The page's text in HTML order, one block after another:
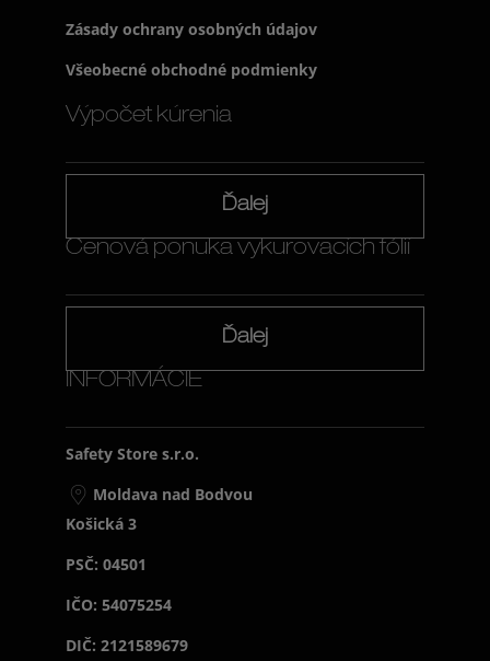
Zásady ochrany osobných údajov
Všeobecné obchodné podmienky
Výpočet kúrenia
Ďalej
Cenová ponuka vykurovacích fólií
Ďalej
INFORMÁCIE
Safety Store s.r.o.
Moldava nad Bodvou
Košická 3
PSČ: 04501
IČO: 54075254
DIČ: 2121589679